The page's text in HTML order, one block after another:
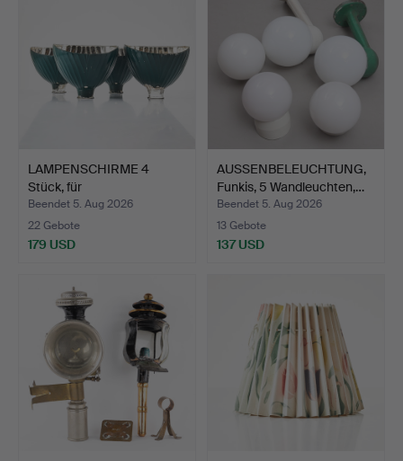
LAMPENSCHIRME 4
Stück, für
Ladenbeleuchtun…
Beendet 5. Aug 2026
22 Gebote
179 USD
AUSSENBELEUCHTUNG,
Funkis, 5 Wandleuchten,…
Beendet 5. Aug 2026
13 Gebote
137 USD